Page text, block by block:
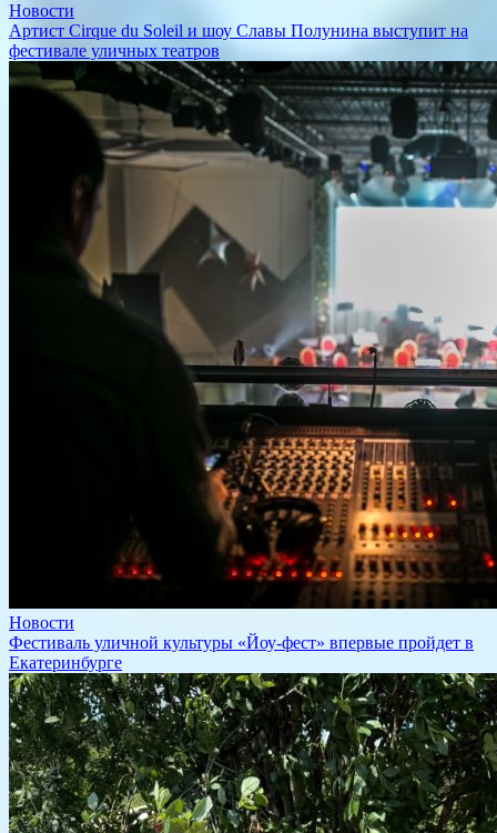
Новости
Артист Cirque du Soleil и шоу Славы Полунина выступит на
фестивале уличных театров
Новости
​Фестиваль уличной культуры «Йоу-фест» впервые пройдет в
Екатеринбурге